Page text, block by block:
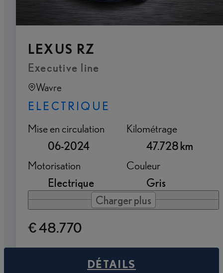
LEXUS RZ
Executive line
Wavre
ELECTRIQUE
Mise en circulation
06-2024
Kilométrage
47.728 km
Motorisation
Electrique
Couleur
Gris
Charger plus
€ 48.770
DÉTAILS